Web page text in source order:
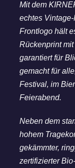
Mit dem
echtes
Frontlogo hält
Rückenprint
garantiert für
gemacht für
Festival, im
Feierabend.
Neben dem
hohem
gekämmter,
zertifizierter